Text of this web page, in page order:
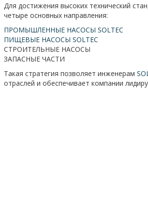
Для достижения высоких технический
четыре основных направления:
ПРОМЫШЛЕННЫЕ НАСОСЫ SOLTEC
ПИЩЕВЫЕ НАСОСЫ SOLTEC
СТРОИТЕЛЬНЫЕ НАСОСЫ
ЗАПАСНЫЕ ЧАСТИ
Такая стратегия позволяет инженерам
отраслей и обеспечивает компании